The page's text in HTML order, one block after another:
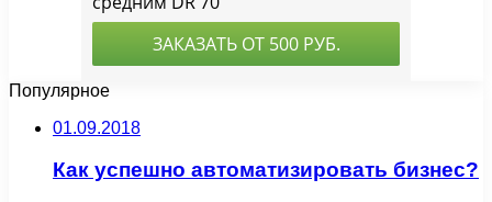
Популярное
01.09.2018
Как успешно автоматизировать бизнес?